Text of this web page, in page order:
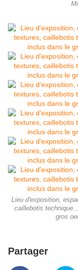
Lieu d'exposition,
caillebotis
gros
Partager